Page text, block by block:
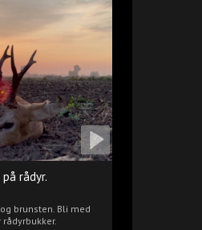
rådyr.
brunsten. Bli med